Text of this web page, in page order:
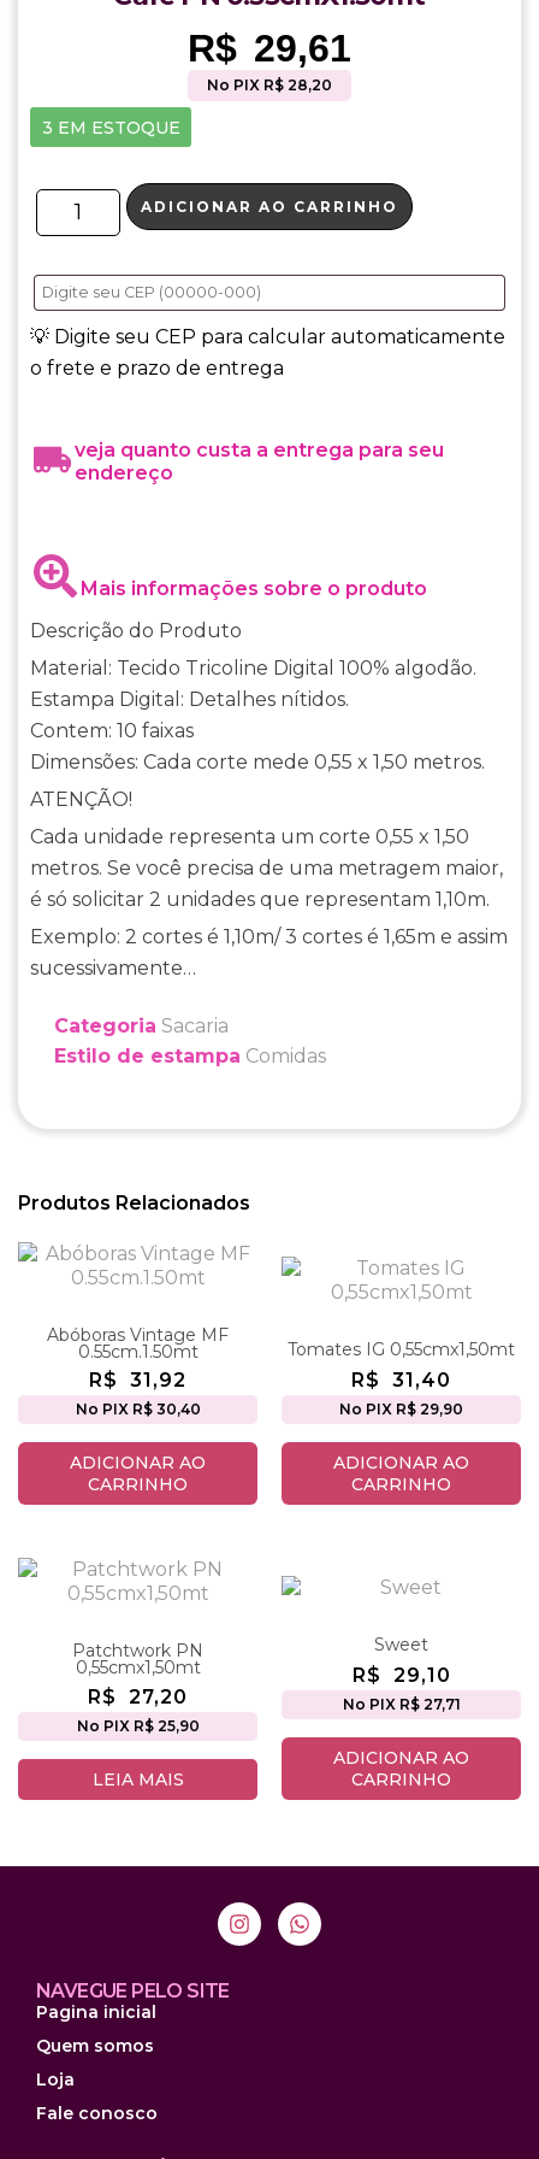
R$ 29,61
No PIX R$ 28,20
3 EM ESTOQUE
ADICIONAR AO CARRINHO
💡 Digite seu CEP para calcular automaticamente
o frete e prazo de entrega
veja quanto custa a entrega para seu
endereço
Mais informações sobre o produto
Descrição do Produto
Material: Tecido Tricoline Digital 100% algodão.
Estampa Digital: Detalhes nítidos.
Contem: 10 faixas
Dimensões: Cada corte mede 0,55 x 1,50 metros.
ATENÇÃO!
Cada unidade representa um corte 0,55 x 1,50
metros. Se você precisa de uma metragem maior,
é só solicitar 2 unidades que representam 1,10m.
Exemplo: 2 cortes é 1,10m/ 3 cortes é 1,65m e assim
sucessivamente…
Categoria Sacaria
Estilo de estampa Comidas
Produtos Relacionados
Abóboras Vintage MF
0.55cm.1.50mt
R$ 31,92
No PIX R$ 30,40
ADICIONAR AO
CARRINHO
Tomates IG 0,55cmx1,50mt
R$ 31,40
No PIX R$ 29,90
ADICIONAR AO
CARRINHO
Patchtwork PN
0,55cmx1,50mt
R$ 27,20
No PIX R$ 25,90
LEIA MAIS
Sweet
R$ 29,10
No PIX R$ 27,71
ADICIONAR AO
CARRINHO
NAVEGUE PELO SITE
Pagina inicial
Quem somos
Loja
Fale conosco